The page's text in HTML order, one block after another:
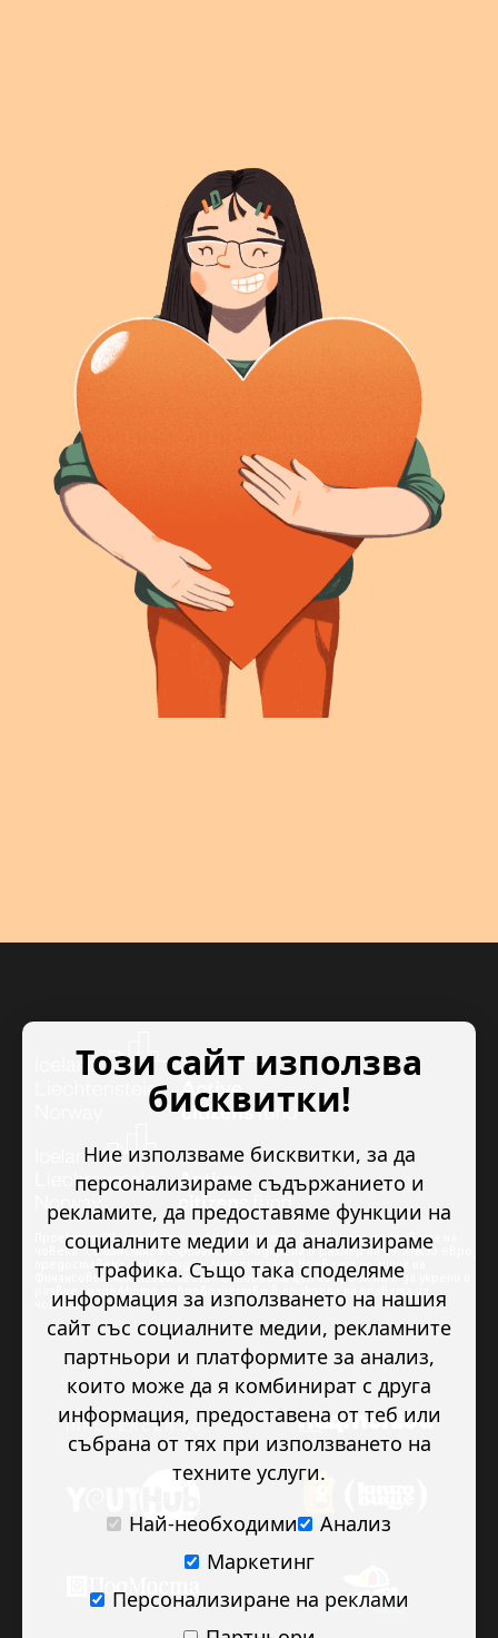
Проектът “Младежкото доброволчество в подкрепа на правата на
човека” се изпълнява с финансова подкрепа в размер на 89 978.50 евро,
предоставена от Исландия, Лихтенщайн и Норвегия по линия на
Финансовия механизъм на ЕИП. Основната цел на проекта е да укрепи и
развие младежкото доброволчество в подкрепа на правата на
човека.
Този сайт използва
бисквитки!
Ние използваме бисквитки, за да
персонализираме съдържанието и
рекламите, да предоставяме функции на
социалните медии и да анализираме
трафика. Също така споделяме
информация за използването на нашия
сайт със социалните медии, рекламните
партньори и платформите за анализ,
които може да я комбинират с друга
информация, предоставена от теб или
събрана от тях при използването на
техните услуги.
Най-необходими
Анализ
Маркетинг
Персонализиране на реклами